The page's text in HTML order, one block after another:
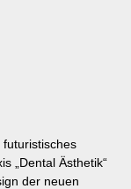
„Dental Ästhetik“
der neuen